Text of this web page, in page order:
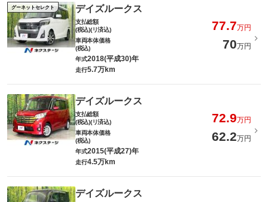
グーネットセレクト デイズルークス
支払総額
(税込)(リ済込)
77.7万円
車両本体価格
(税込)
70万円
年式2018(平成30)年
走行5.7万km
デイズルークス
支払総額
(税込)(リ済込)
72.9万円
車両本体価格
(税込)
62.2万円
年式2015(平成27)年
走行4.5万km
デイズルークス